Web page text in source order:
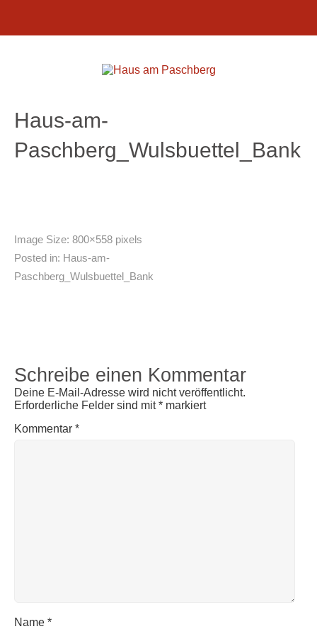
Haus-am-
Paschberg_Wulsbuettel_Bank
Image Size: 800×558 pixels
Posted in: Haus-am-
Paschberg_Wulsbuettel_Bank
Schreibe einen Kommentar
Deine E-Mail-Adresse wird nicht veröffentlicht.
Erforderliche Felder sind mit* markiert
Kommentar *
Name *